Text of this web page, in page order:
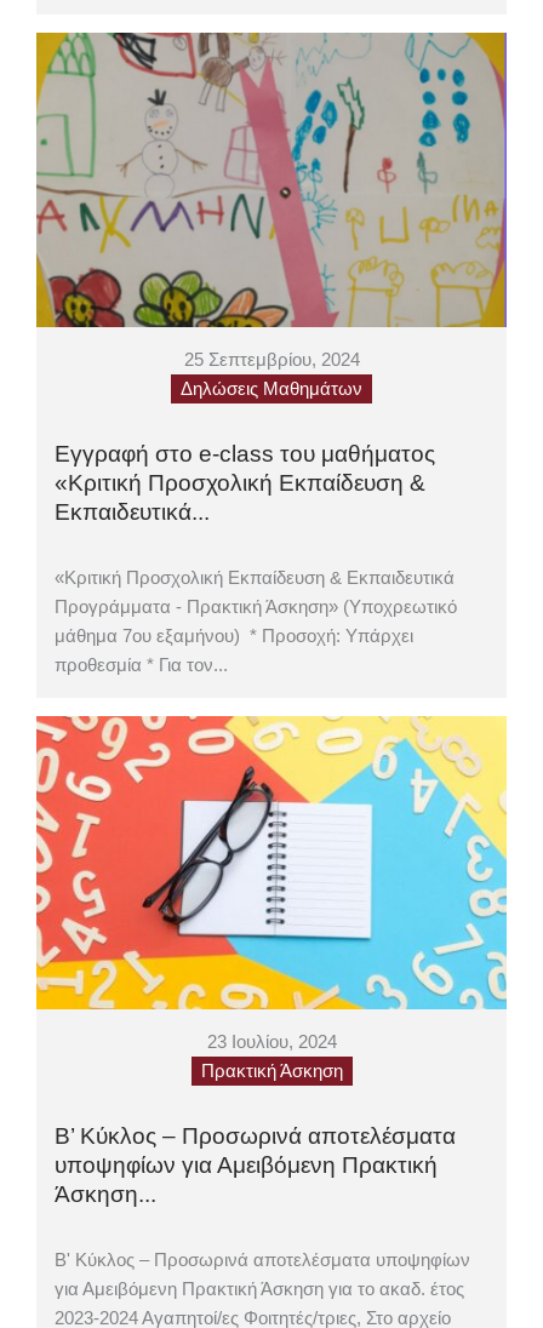
25 Σεπτεμβρίου, 2024
Δηλώσεις Μαθημάτων
Εγγραφή στο e-class του μαθήματος
«Κριτική Προσχολική Εκπαίδευση &
Εκπαιδευτικά...
«Κριτική Προσχολική Εκπαίδευση & Εκπαιδευτικά
Προγράμματα - Πρακτική Άσκηση» (Υποχρεωτικό
μάθημα 7ου εξαμήνου) * Προσοχή: Υπάρχει
προθεσμία * Για τον...
23 Ιουλίου, 2024
Πρακτική Άσκηση
Β’ Κύκλος – Προσωρινά αποτελέσματα
υποψηφίων για Αμειβόμενη Πρακτική
Άσκηση...
Β' Κύκλος – Προσωρινά αποτελέσματα υποψηφίων
για Αμειβόμενη Πρακτική Άσκηση για το ακαδ. έτος
2023-2024 Αγαπητοί/ες Φοιτητές/τριες, Στο αρχείο